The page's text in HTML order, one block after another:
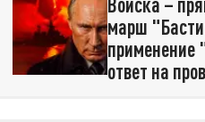
марш
применение
ответ на